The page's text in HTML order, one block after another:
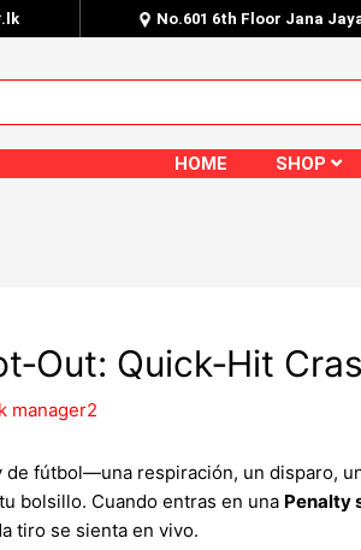
No.601 6th Floor Jana
HOME SHOP
Quick‑Hit
manager2
de fútbol—una respiración, un disparo,
bolsillo. Cuando entras en una Penalty
tiro se sienta en vivo.